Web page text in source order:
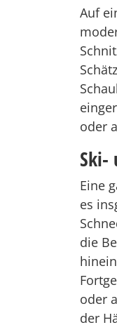
Auf
oder
Ski-
Eine
es
die
oder
der